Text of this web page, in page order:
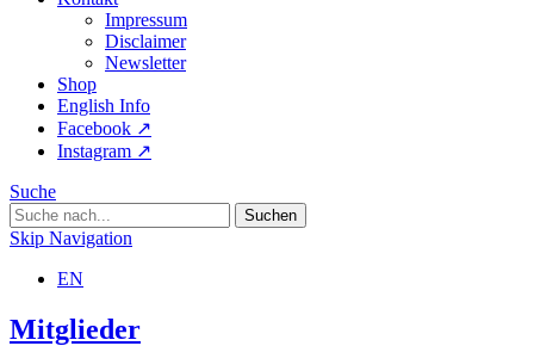
Impressum
Disclaimer
Newsletter
Shop
English Info
Facebook ↗︎
Instagram ↗︎
Suche
Skip Navigation
EN
Mitglieder